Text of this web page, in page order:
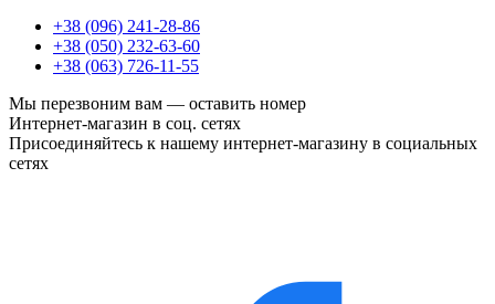
+38 (096) 241-28-86
+38 (050) 232-63-60
+38 (063) 726-11-55
Мы перезвоним вам — оставить номер
Интернет-магазин в соц. сетях
Присоединяйтесь к нашему интернет-магазину в социальных
сетях